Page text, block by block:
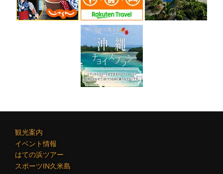
観光案内
イベント情報
はての浜ツアー
スポーツIN久米島